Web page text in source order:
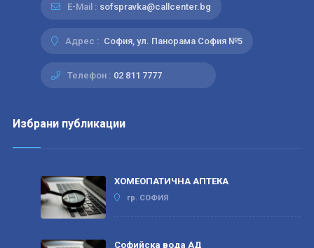
E-Mail : sofspravka@callcenter.bg
Адрес : София, ул. Панорама София №5
Телефон : 02 811 7777
Избрани публикации
ХОМЕОПАТИЧНА АПТЕКА
гр. СОФИЯ
Софийска вода АД